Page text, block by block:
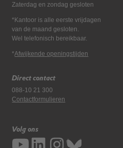
Zaterdag en zondag gesloten
*Kantoor is alle eerste vrijdagen
van de maand gesloten.
Wel telefonisch bereikbaar.
*Afwijkende openingstijden
Direct contact
088-10 21 300
Contactformulieren
Volg ons